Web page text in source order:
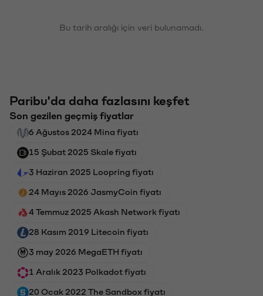
Bu tarih aralığı için veri bulunamadı.
Paribu'da daha fazlasını keşfet
Son gezilen geçmiş fiyatlar
6 Ağustos 2024 Mina fiyatı
15 Şubat 2025 Skale fiyatı
3 Haziran 2025 Loopring fiyatı
24 Mayıs 2026 JasmyCoin fiyatı
4 Temmuz 2025 Akash Network fiyatı
28 Kasım 2019 Litecoin fiyatı
3 may 2026 MegaETH fiyatı
1 Aralık 2023 Polkadot fiyatı
20 Ocak 2022 The Sandbox fiyatı